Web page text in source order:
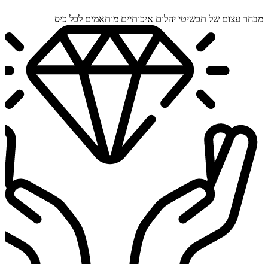
מבחר עצום של תכשיטי יהלום איכותיים מותאמים לכל כיס